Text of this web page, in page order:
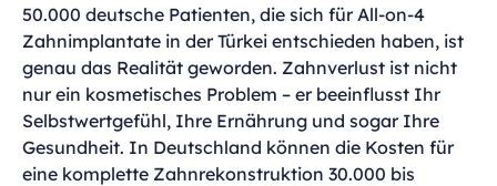
50.000 deutsche Patienten, die sich für All-on-4
Zahnimplantate in der Türkei entschieden haben, ist
genau das Realität geworden. Zahnverlust ist nicht
nur ein kosmetisches Problem – er beeinflusst Ihr
Selbstwertgefühl, Ihre Ernährung und sogar Ihre
Gesundheit. In Deutschland können die Kosten für
eine komplette Zahnrekonstruktion 30.000 bis